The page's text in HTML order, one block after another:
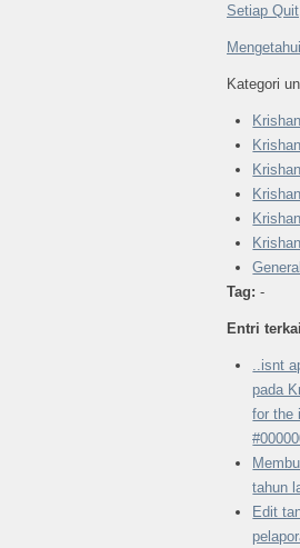
Setiap
Kategori
General
Tag: -
Entri
..isnt
pada
for the
tahun
Edit